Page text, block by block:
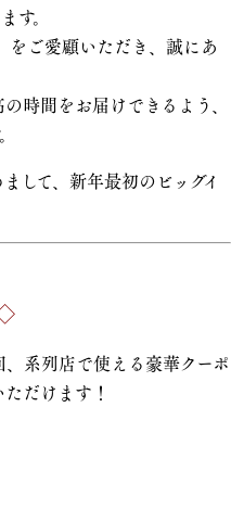
。
をご愛顧いただき、誠にあ
時間をお届けできるよう、
して、新年最初のビッグイ
系列店で使える豪華クーポ
だけます！